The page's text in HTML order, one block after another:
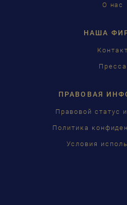
О нас
НАША
Контакт
Пресса
ПРАВОВАЯ
Правовой статус
Политика
Условия